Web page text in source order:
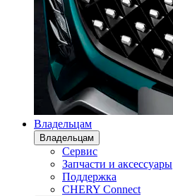
Владельцам
Владельцам
Сервис
Запчасти и аксессуары
Поддержка
CHERY Connect